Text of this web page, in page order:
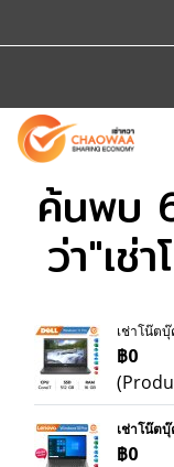
ค้นพบ
ว่า"เช่
เช่าโน๊ต
฿0
เช่าโน๊ต
฿0